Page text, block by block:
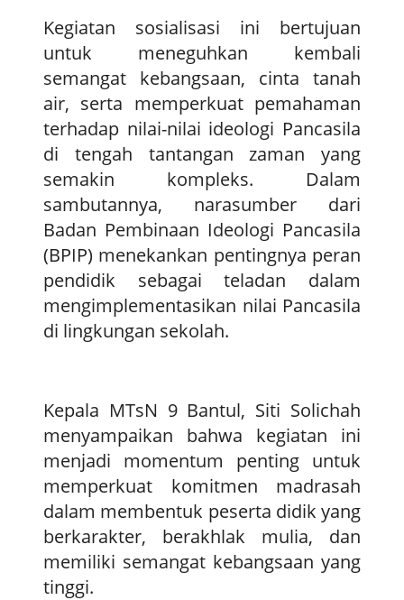
Kegiatan sosialisasi ini bertujuan
untuk meneguhkan kembali
semangat kebangsaan, cinta tanah
air, serta memperkuat pemahaman
terhadap nilai-nilai ideologi Pancasila
di tengah tantangan zaman yang
semakin kompleks. Dalam
sambutannya, narasumber dari
Badan Pembinaan Ideologi Pancasila
(BPIP) menekankan pentingnya peran
pendidik sebagai teladan dalam
mengimplementasikan nilai Pancasila
di lingkungan sekolah.
Kepala MTsN 9 Bantul, Siti Solichah
menyampaikan bahwa kegiatan ini
menjadi momentum penting untuk
memperkuat komitmen madrasah
dalam membentuk peserta didik yang
berkarakter, berakhlak mulia, dan
memiliki semangat kebangsaan yang
tinggi.